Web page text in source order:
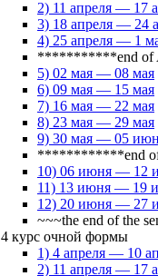
2) 11 апреля — 17
3) 18 апреля — 24
4) 25 апреля — 1
***********end
5) 02 мая — 08 мая
6) 09 мая — 15 мая
7) 16 мая — 22 мая
8) 23 мая — 29 мая
9) 30 мая — 05
************end
10) 06 июня — 12
11) 13 июня — 19
12) 20 июня — 27
~~~the end of the
4 курс очной формы
1) 4 апреля — 10
2) 11 апреля — 17